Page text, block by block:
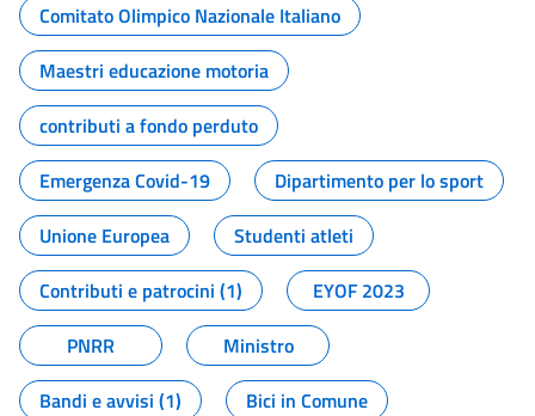
Comitato Olimpico Nazionale Italiano
Maestri educazione motoria
contributi a fondo perduto
Emergenza Covid-19
Dipartimento per lo sport
Unione Europea
Studenti atleti
Contributi e patrocini (1)
EYOF 2023
PNRR
Ministro
Bandi e avvisi (1)
Bici in Comune